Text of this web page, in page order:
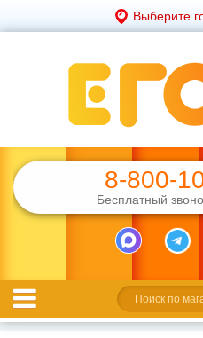
Выберите
8-800-
Бесплатный